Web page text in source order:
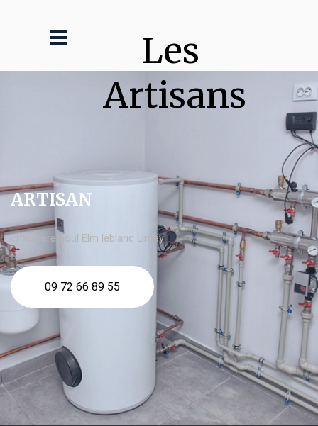
Les
Artisans
ARTISAN
chaudière fioul Elm leblanc Limay
09 72 66 89 55